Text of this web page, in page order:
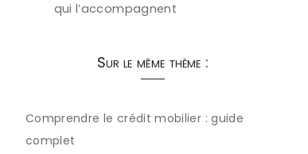
qui l’accompagnent
Sur le même thème :
Comprendre le crédit mobilier : guide
complet